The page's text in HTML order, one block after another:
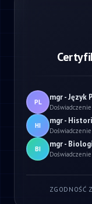
PL mgr - Język
HI mgr -
BI mgr -
ZGODNOŚĆ